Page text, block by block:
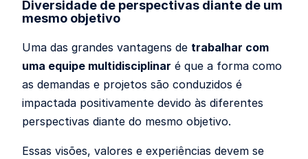
Diversidade de perspectivas diante de um
mesmo objetivo
Uma das grandes vantagens de trabalhar com
uma equipe multidisciplinar é que a forma como
as demandas e projetos são conduzidos é
impactada positivamente devido às diferentes
perspectivas diante do mesmo objetivo.
Essas visões, valores e experiências devem se